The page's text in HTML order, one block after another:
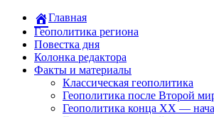
Главная
Геополитика региона
Повестка дня
Колонка редактора
Факты и материалы
Классическая геополитика
Геополитика после Второй
Геополитика конца XX —